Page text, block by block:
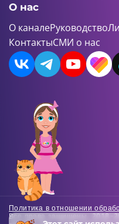
О нас
О каналеРуководство
КонтактыСМИ о нас
Политика в отношении
Все права защищены. 2018-